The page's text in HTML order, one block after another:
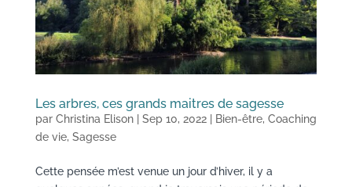
Les arbres, ces grands maitres de sagesse
par Christina Elison| Sep 10, 2022| Bien-être, Coaching
de vie, Sagesse
Cette pensée m’est venue un jour d’hiver, il y a